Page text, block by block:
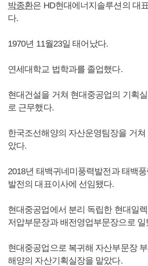
박종환은 HD현대에너지솔루션의 대
다.
1970년 11월23일 태어났다.
연세대학교 법학과를 졸업했다.
현대건설을 거쳐 현대중공업의 기획
로 근무했다.
한국조선해양의 자산운영팀장을 거
았다.
2018년 태백귀네미풍력발전과 태백
발전의 대표이사에 선임됐다.
현대중공업에서 분리 독립한 현대일
저압부문장과 배전영업부문장으로 일
현대중공업으로 복귀해 자산부문장
해양의 자산기획실장을 맡았다.